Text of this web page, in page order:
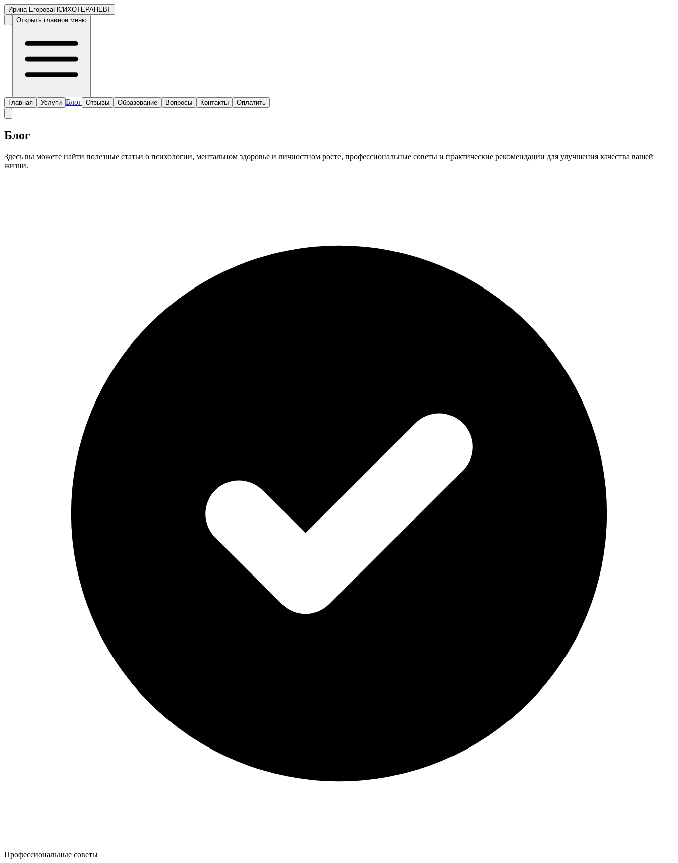
Ирина ЕгороваПСИХОТЕРАПЕВТ
Открыть главное меню
Главная Услуги Блог Отзывы Образование Вопросы Контакты Оплатить
Блог
Здесь вы можете найти полезные статьи о психологии, ментальном здоровье и личностном росте, профессиональные советы и практические рекомендации для улучшения качества вашей
жизни.
Профессиональные советы